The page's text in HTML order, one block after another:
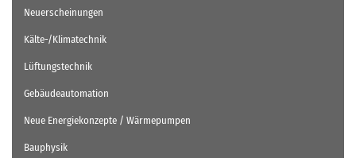
Neuerscheinungen
Kälte-/Klimatechnik
Lüftungstechnik
Gebäudeautomation
Neue Energiekonzepte / Wärmepumpen
Bauphysik